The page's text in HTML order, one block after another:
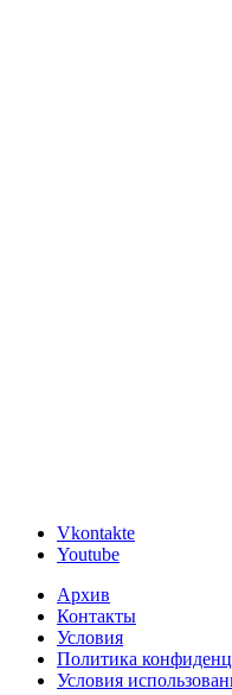
Vkontakte
Youtube
Архив
Контакты
Условия
Политика
Условия